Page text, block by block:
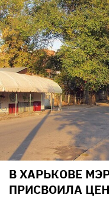
В ХАРЬКОВЕ
ПРИСВОИЛА